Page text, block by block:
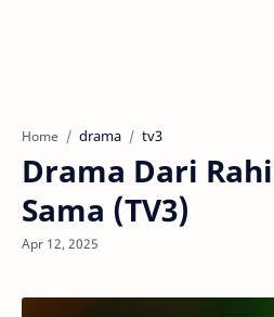
Home drama tv3
Drama Dari
Sama (TV3)